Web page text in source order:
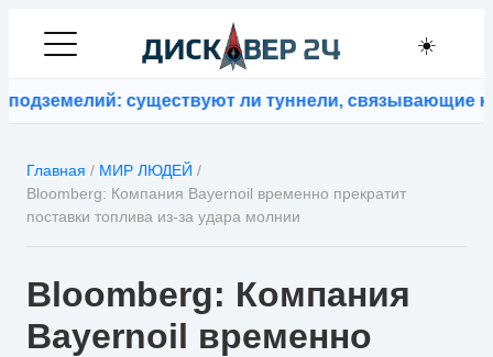
☀️
существуют ли туннели, связывающие
Главная / МИР ЛЮДЕЙ /
Bloomberg: Компания Bayernoil временно прекратит
поставки топлива из-за удара молнии
Bloomberg: Компания
Bayernoil временно